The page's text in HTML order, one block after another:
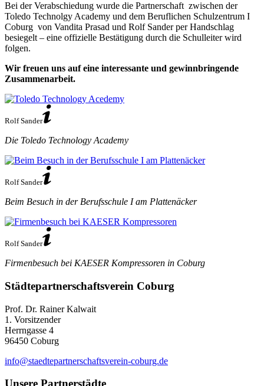
Bei der Verabschiedung wurde die Partnerschaft zwischen der
Toledo Technolgy Academy und dem Beruflichen Schulzentrum I
Coburg von Vandita Prasad und Rolf Sander per Handschlag
besiegelt – eine offizielle Bestätigung durch die Schulleiter wird
folgen.
Wir freuen uns auf eine interessante und gewinnbringende
Zusammenarbeit.
Rolf Sander
Die Toledo Technology Academy
Rolf Sander
Beim Besuch in der Berufsschule I am Plattenäcker
Rolf Sander
Firmenbesuch bei KAESER Kompressoren in Coburg
Städte­partner­schafts­verein Coburg
Prof. Dr. Rainer Kalwait
1. Vorsitzender
Herrngasse 4
96450 Coburg
info@staedtepartnerschaftsverein-coburg.de